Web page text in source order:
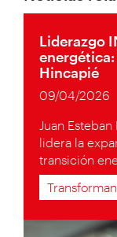
Liderazgo
energética:
Hincapié
09/04/2026
Juan
lidera la
transición